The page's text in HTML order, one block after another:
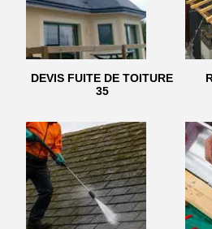
DEVIS FUITE DE TOITURE
35